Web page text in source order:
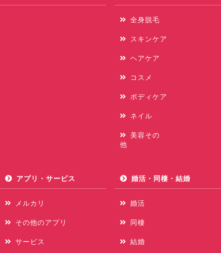
全身脱毛
スキンケア
ヘアケア
コスメ
ボディケア
ネイル
美容その
他
アプリ・サービス
メルカリ
その他のアプリ
サービス
婚活・同棲・結婚
婚活
同棲
結婚